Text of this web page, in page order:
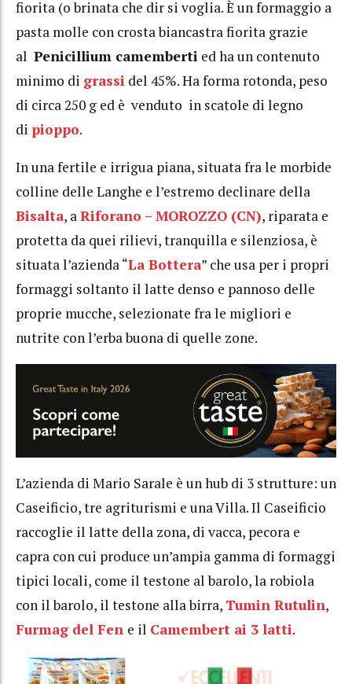
fiorita (o brinata che dir si voglia. È un formaggio a
pasta molle con crosta biancastra fiorita grazie
al Penicillium camemberti ed ha un contenuto
minimo di grassi del 45%. Ha forma rotonda, peso
di circa 250 g ed è venduto in scatole di legno
di pioppo.
In una fertile e irrigua piana, situata fra le morbide
colline delle Langhe e l’estremo declinare della
Bisalta, aRiforano – MOROZZO (CN), riparata e
protetta da quei rilievi, tranquilla e silenziosa, è
situata l’azienda “La Bottera” che usa per i propri
formaggi soltanto il latte denso e pannoso delle
proprie mucche, selezionate fra le migliori e
nutrite con l’erba buona di quelle zone.
L’azienda di Mario Sarale è un hub di 3 strutture: un
Caseificio, tre agriturismi e una Villa. Il Caseificio
raccoglie il latte della zona, di vacca, pecora e
capra con cui produce un’ampia gamma di formaggi
tipici locali, come il testone al barolo, la robiola
con il barolo, il testone alla birra, Tumin Rutulin,
Furmag del Fen e il Camembert ai 3 latti.